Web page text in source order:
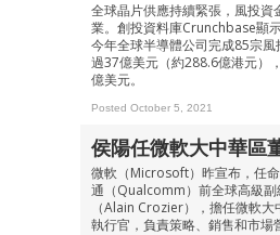
全球晶片供應持續緊張，風投資
業。創投資料庫Crunchbase顯
今年全球半導體公司完成85宗
過37億美元（約288.6億港元）
億美元。
Posted October 5, 2021
侯陽任微軟大中華區
微軟（Microsoft）昨宣布，任
通（Qualcomm）前全球高級
（Alain Crozier），擔任微軟
執行官，負責策略、銷售和市場